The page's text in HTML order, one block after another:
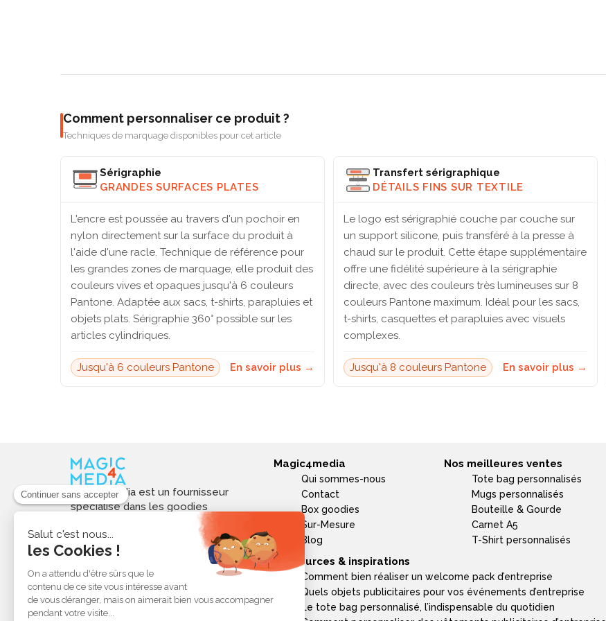
Comment personnaliser ce produit ?
Techniques de marquage disponibles pour cet article
Sérigraphie
GRANDES SURFACES PLATES
L'encre est poussée au travers d'un pochoir en
nylon directement sur la surface du produit à
l'aide d'une racle. Technique de référence pour
les grandes zones de marquage, elle produit des
couleurs vives et opaques jusqu'à 6 couleurs
Pantone. Adaptée aux sacs, t-shirts, parapluies et
objets plats. Sérigraphie 360° possible sur les
articles cylindriques.
Jusqu'à 6 couleurs Pantone En savoir plus →
Transfert sérigraphique
DÉTAILS FINS SUR TEXTILE
Le logo est sérigraphié couche par couche sur
un support silicone, puis transféré à la presse à
chaud sur le produit. Cette étape supplémentaire
offre une fidélité supérieure à la sérigraphie
directe, avec des couleurs très lumineuses sur 8
couleurs Pantone maximum. Idéal pour les sacs,
t-shirts, casquettes et parapluies avec visuels
complexes.
Jusqu'à 8 couleurs Pantone En savoir plus →
Magic4media est un fournisseur
spécialisé dans les goodies
personnalisés et objets publicitaires
pour les entreprises. Nous
sélectionnons des produits utiles,
tendances et responsables pour
valoriser votre image de marque,
soutenir vos actions de
communication et réussir vos
Magic4media
Qui sommes-nous
Contact
Box goodies
Sur-Mesure
Blog
Nos meilleures ventes
Tote bag personnalisés
Mugs personnalisés
Bouteille & Gourde
Carnet A5
T-Shirt personnalisés
Ressources & inspirations
Comment bien réaliser un welcome pack d’entreprise
Quels objets publicitaires pour vos événements d’entreprise
Le tote bag personnalisé, l’indispensable du quotidien